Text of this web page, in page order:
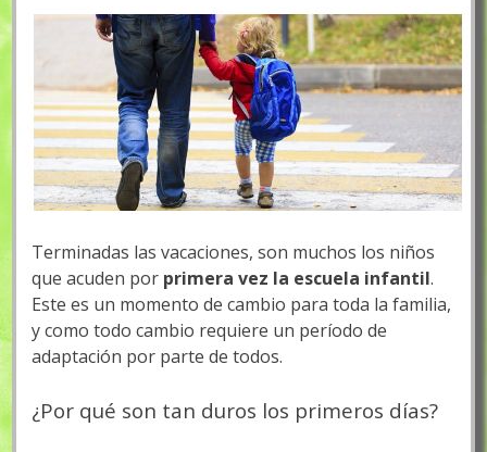
Terminadas las vacaciones, son muchos los niños
que acuden por primera vez la escuela infantil.
Este es un momento de cambio para toda la familia,
y como todo cambio requiere un período de
adaptación por parte de todos.
¿Por qué son tan duros los primeros días?